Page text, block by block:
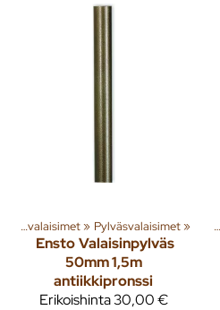
Ulkovalaisimet‪» Pylväsvalaisimet‪»
Ensto Valaisinpylväs
50mm 1,5m
antiikkipronssi
Erikoishinta30,00 €
‪» Rakenna‪» Valaisimet ja lamput‪»